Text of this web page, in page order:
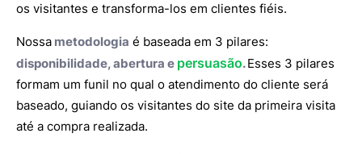
os visitantes e transforma-los em clientes fiéis.
Nossa metodologia é baseada em 3 pilares:
disponibilidade, abertura e persuasão.Esses 3 pilares
formam um funil no qual o atendimento do cliente será
baseado, guiando os visitantes do site da primeira visita
até a compra realizada.